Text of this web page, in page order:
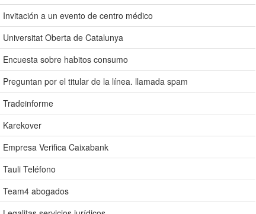
Invitación a un evento de centro médico
Universitat Oberta de Catalunya
Encuesta sobre habitos consumo
Preguntan por el titular de la línea. llamada spam
Tradeinforme
Karekover
Empresa Verifica Caixabank
Tauli Teléfono
Team4 abogados